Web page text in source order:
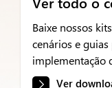
Baixe nossos
cenários e
implementação
Ver